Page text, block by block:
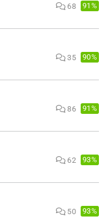
68 91%
35 90%
86 91%
62 93%
50 93%